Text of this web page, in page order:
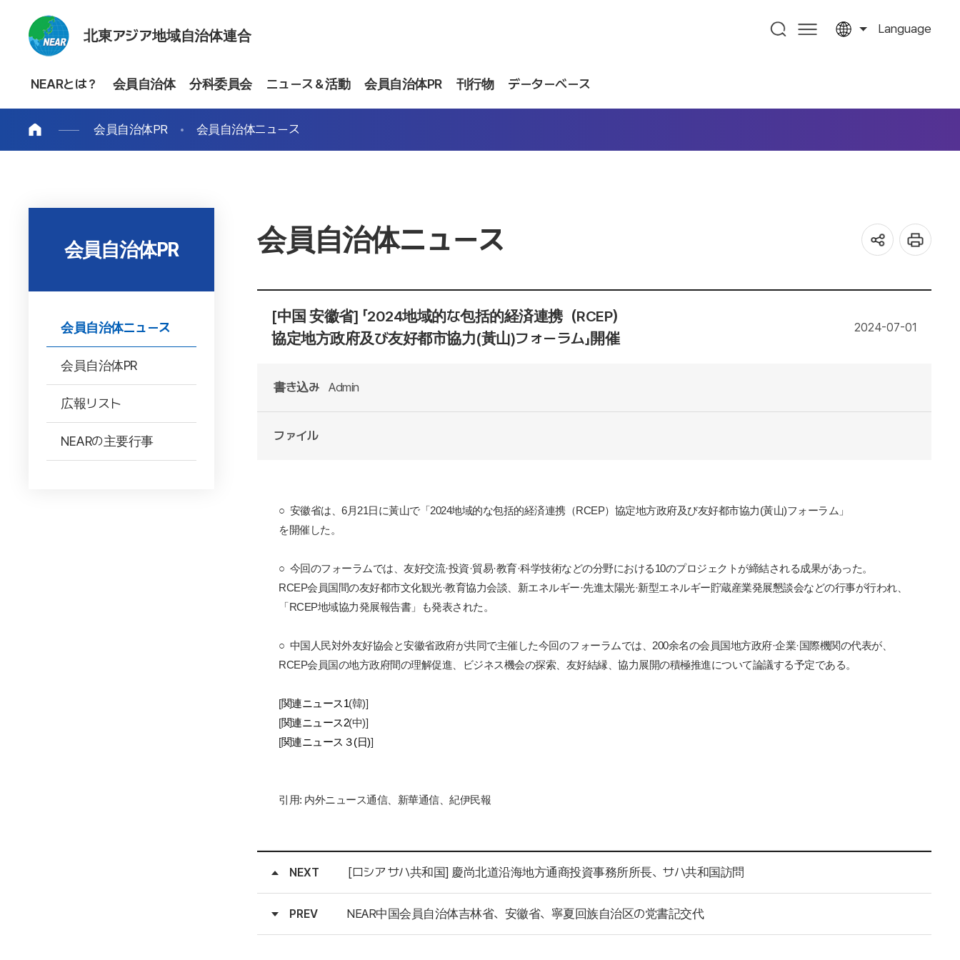
北東アジア地域自治体連合 Language
NEARとは？ 会員自治体 分科委員会 ニュース＆活動 会員自治体PR 刊行物 データーベース
会員自治体PR 会員自治体ニュース
会員自治体PR
会員自治体ニュース
会員自治体PR
広報リスト
NEARの主要行事
会員自治体ニュース
[中国 安徽省] 「2024地域的な包括的経済連携（RCEP）
協定地方政府及び友好都市協力(黃山)フォーラム」開催
2024-07-01
書き込み Admin
ファイル
○ 安徽省は、 6月 21日に黃山で「 2024地域的な包括的経済連携（RCEP）協定地方政府及び友好都市協力(黃山)フォーラム」
を開催した。
○ 今回のフォーラムでは、友好交流·投資·貿易·教育·科学技術などの分野における10のプロジェクトが締結される成果があった。
RCEP会員国間の友好都市文化観光·教育協力会談、新エネルギー·先進太陽光·新型エネルギー貯蔵産業発展懇談会などの行事が行われ、
「 RCEP地域協力発展報告書」も発表された。
○ 中国人民対外友好協会と安徽省政府が共同で主催した今回のフォーラムでは、 200余名の会員国地方政府·企業· 国際機関の代表が、
RCEP会員 国の地方政府間の理解促進、ビジネス機会の探索、友好結縁、協力展開の積極推進について論議する予定である。
[関連ニュース1(韓)]
[関連ニュース2(中)]
[関連ニュース３(日)]
引用: 内外ニュース通信、新華通信、紀伊民報
NEXT [ロシア サハ共和国] 慶尚北道沿海地方通商投資事務所所長、サハ共和国訪問
PREV NEAR中国会員自治体吉林省、安徽省、寧夏回族自治区の党書記交代